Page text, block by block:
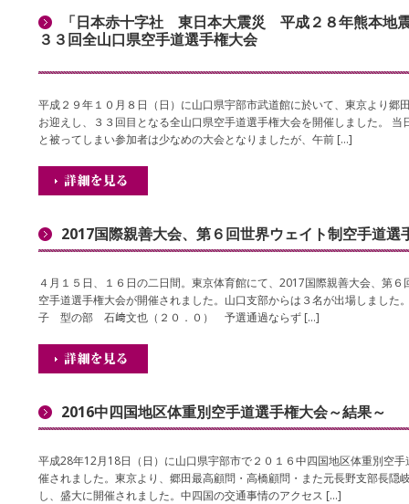
「日本赤十字社 東日本大震災 平成２８年熊本地
３３回全山口県空手道選手権大会
平成２９年１０月８日（日）に山口県宇部市武道館に於いて、東京より郷
お迎えし、３３回目となる全山口県空手道選手権大会を開催しました。 当
と被ってしまい参加者は少なめの大会となりましたが、午前 […]
2017国際親善大会、第６回世界ウェイト制空手道選
４月１５日、１６日の二日間。東京体育館にて、2017国際親善大会、第６
空手道選手権大会が開催されました。山口支部からは３名が出場しました
子 型の部 石﨑文也（２０．０） 予選通過ならず […]
2016中四国地区体重別空手道選手権大会～結果～
平成28年12月18日（日）に山口県宇部市で２０１６中四国地区体重別空
催されました。東京より、郷田最高顧問・高橋顧問・また元長野支部長隠
し、盛大に開催されました。中四国の交通事情のアクセス […]